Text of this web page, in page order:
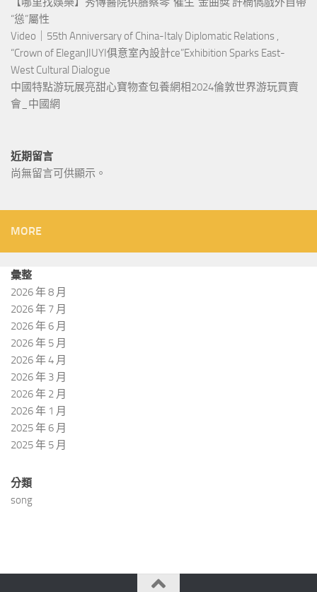
“慫”屬性
Video｜55th Anniversary of China-Italy Diplomatic Relations ,
“Crown of EleganJIUYI俱意室內設計ce”Exhibition Sparks East-
West Cultural Dialogue
中國特點游玩展亮甜心寶物查包養網相2024倫敦世界游玩買賣
會_中國網
近期留言
尚無留言可供顯示。
MORE
彙整
2026 年 8 月
2026 年 7 月
2026 年 6 月
2026 年 5 月
2026 年 4 月
2026 年 3 月
2026 年 2 月
2026 年 1 月
2025 年 6 月
2025 年 5 月
分類
song